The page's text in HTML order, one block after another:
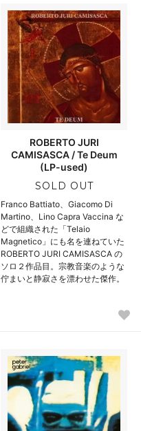
ROBERTO JURI
CAMISASCA / Te Deum
(LP-used)
SOLD OUT
Franco Battiato、Giacomo Di
Martino、Lino Capra Vaccina な
どで組織された「Telaio
Magnetico」にも名を連ねていた
ROBERTO JURI CAMISASCA の
ソロ２作品目。宗教音楽のような
佇まいと静寂さを漂わせた傑作。